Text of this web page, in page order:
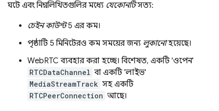
ঘটে এবং নিম্নলিখিতগুলির মধ্যে যেকোনটিসত্য:
চেইন কাউন্ট5 এর কম।
পৃষ্ঠাটি 5 মিনিটেরও কম সময়ের জন্য লুকানোহয়েছে।
WebRTC ব্যবহার করা হচ্ছে। বিশেষত, একটি 'ওপেন'
RTCDataChannel বা একটি 'লাইভ'
MediaStreamTrack সহ একটি
RTCPeerConnection আছে।